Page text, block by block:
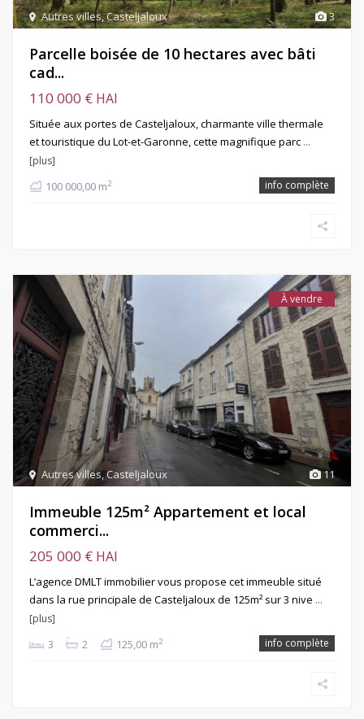
3
Autres villes,Casteljaloux
Parcelle boisée de 10 hectares avec bâti
cad...
110 000 € HAI
Située aux portes de Casteljaloux, charmante ville thermale
et touristique du Lot-et-Garonne, cette magnifique parc …
[plus]
100 000,00 m2 info complète
11
Autres villes,Casteljaloux
À vendre
Immeuble 125m² Appartement et local
commerci...
205 000 € HAI
L’agence DMLT immobilier vous propose cet immeuble situé
dans la rue principale de Casteljaloux de 125m² sur 3 nive …
[plus]
3 2 125,00 m2 info complète